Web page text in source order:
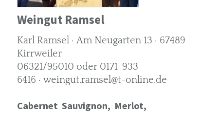
Weingut Ramsel
Karl Ramsel · Am Neugarten 13 · 67489
Kirrweiler
06321/95010 oder 0171-933
6416 · weingut.ramsel@t-online.de
Cabernet Sauvignon, Merlot,